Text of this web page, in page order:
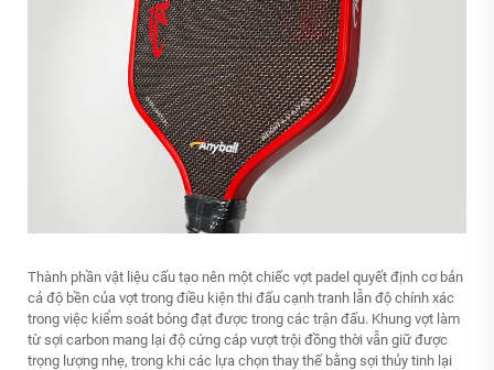
Thành phần vật liệu cấu tạo nên một chiếc vợt padel quyết định cơ bản
cả độ bền của vợt trong điều kiện thi đấu cạnh tranh lẫn độ chính xác
trong việc kiểm soát bóng đạt được trong các trận đấu. Khung vợt làm
từ sợi carbon mang lại độ cứng cáp vượt trội đồng thời vẫn giữ được
trọng lượng nhẹ, trong khi các lựa chọn thay thế bằng sợi thủy tinh lại